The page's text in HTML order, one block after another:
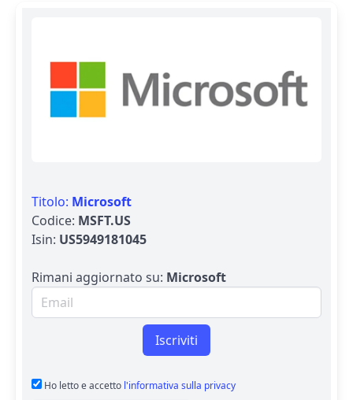
Titolo: Microsoft
Codice: MSFT.US
Isin: US5949181045
Rimani aggiornato su: Microsoft
Email per newsletter
Iscriviti
Ho letto e accetto l'informativa sulla privacy